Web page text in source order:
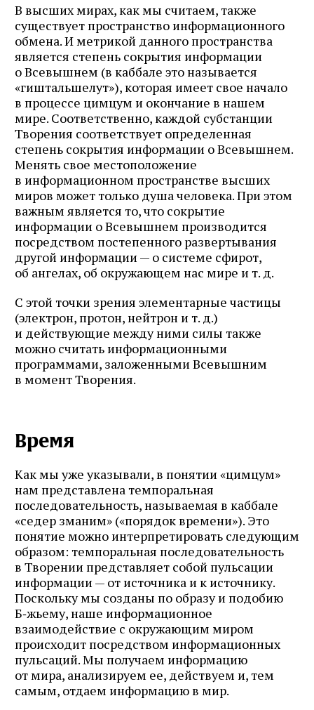
В высших мирах, как мы считаем, также
существует пространство информационного
обмена. И метрикой данного пространства
является степень сокрытия информации
о Всевышнем (в каббале это называется
«гиштальшелут»), которая имеет свое начало
в процессе цимцум и окончание в нашем
мире. Соответственно, каждой субстанции
Творения соответствует определенная
степень сокрытия информации о Всевышнем.
Менять свое местоположение
в информационном пространстве высших
миров может только душа человека. При этом
важным является то, что сокрытие
информации о Всевышнем производится
посредством постепенного развертывания
другой информации — о системе сфирот,
об ангелах, об окружающем нас мире и т. д.
С этой точки зрения элементарные частицы
(электрон, протон, нейтрон и т. д.)
и действующие между ними силы также
можно считать информационными
программами, заложенными Всевышним
в момент Творения.
Время
Как мы уже указывали, в понятии «цимцум»
нам представлена темпоральная
последовательность, называемая в каббале
«седер зманим» («порядок времени»). Это
понятие можно интерпретировать следующим
образом: темпоральная последовательность
в Творении представляет собой пульсации
информации — от источника и к источнику.
Поскольку мы созданы по образу и подобию
Б‑жьему, наше информационное
взаимодействие с окружающим миром
происходит посредством информационных
пульсаций. Мы получаем информацию
от мира, анализируем ее, действуем и, тем
самым, отдаем информацию в мир.